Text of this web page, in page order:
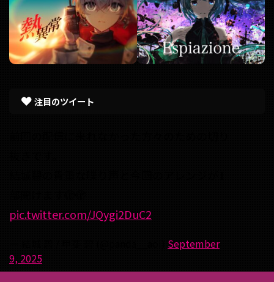
注目のツイート
pic.twitter.com/JQygi2DuC2
September
9, 2025